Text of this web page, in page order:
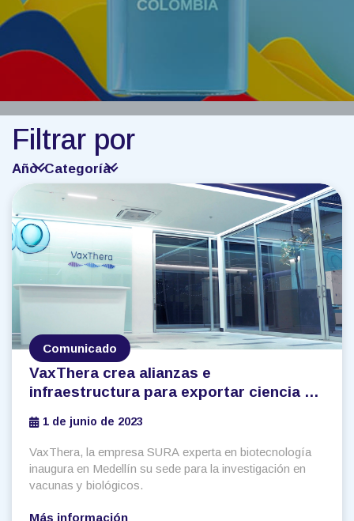
Filtrar por
Año Categoría
Comunicado
VaxThera crea alianzas e
infraestructura para exportar ciencia y
1 de junio de 2023
VaxThera, la empresa SURA experta en biotecnología
inaugura en Medellín su sede para la investigación en
vacunas y biológicos.
Más información